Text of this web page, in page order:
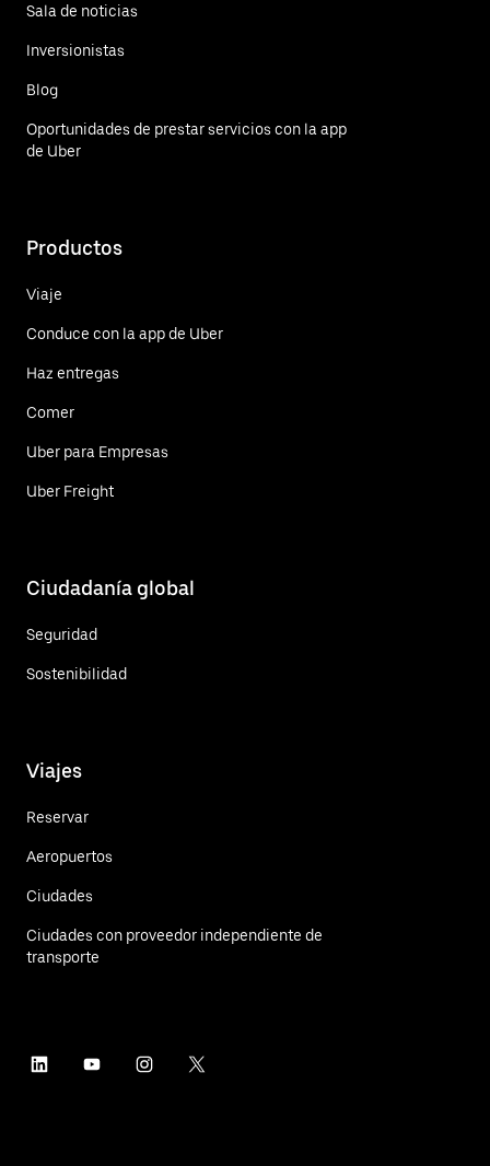
Sala de noticias
Inversionistas
Blog
Oportunidades de prestar servicios con la app
de Uber
Productos
Viaje
Conduce con la app de Uber
Haz entregas
Comer
Uber para Empresas
Uber Freight
Ciudadanía global
Seguridad
Sostenibilidad
Viajes
Reservar
Aeropuertos
Ciudades
Ciudades con proveedor independiente de
transporte